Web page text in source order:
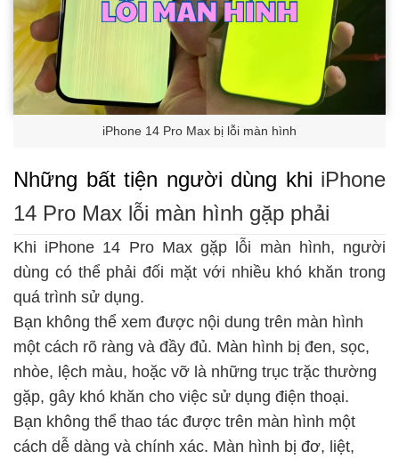
iPhone 14 Pro Max bị lỗi màn hình
Những bất tiện người dùng khi iPhone
14 Pro Max lỗi màn hình gặp phải
Khi iPhone 14 Pro Max gặp lỗi màn hình, người
dùng có thể phải đối mặt với nhiều khó khăn trong
quá trình sử dụng.
Bạn không thể xem được nội dung trên màn hình
một cách rõ ràng và đầy đủ. Màn hình bị đen, sọc,
nhòe, lệch màu, hoặc vỡ là những trục trặc thường
gặp, gây khó khăn cho việc sử dụng điện thoại.
Bạn không thể thao tác được trên màn hình một
cách dễ dàng và chính xác. Màn hình bị đơ, liệt,